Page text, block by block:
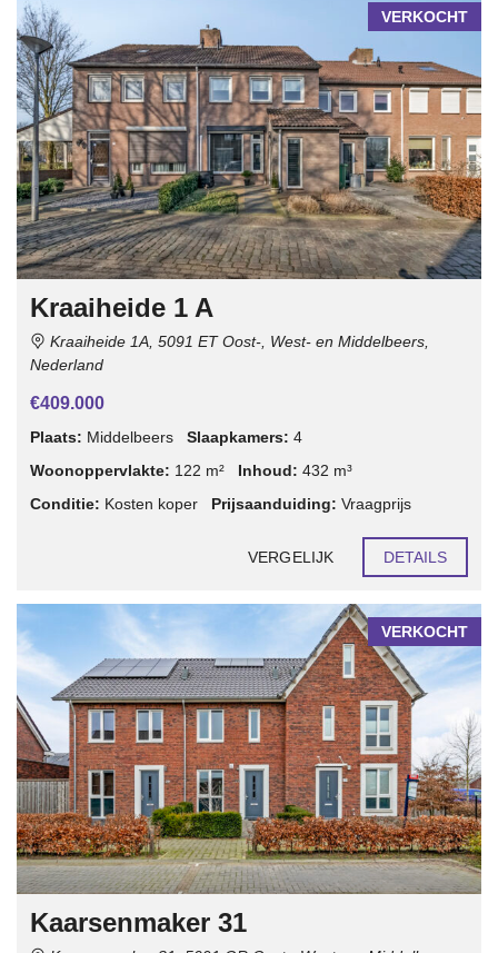
VERKOCHT
Kraaiheide 1 A
Kraaiheide 1A, 5091 ET Oost-, West- en Middelbeers,
Nederland
€409.000
Plaats: Middelbeers Slaapkamers: 4
Woonoppervlakte: 122 m² Inhoud: 432 m³
Conditie: Kosten koper Prijsaanduiding: Vraagprijs
VERGELIJK DETAILS
VERKOCHT
Kaarsenmaker 31